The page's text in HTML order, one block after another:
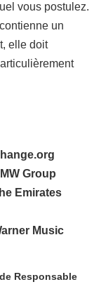
vous postulez.
un
elle doit
Group
Emirates
Music
Responsable